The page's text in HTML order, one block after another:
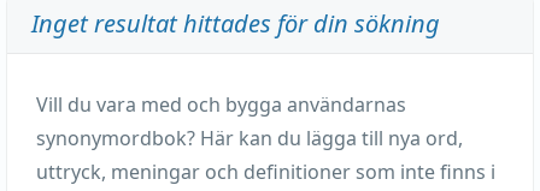
Inget resultat hittades för din sökning
Vill du vara med och bygga användarnas
synonymordbok? Här kan du lägga till nya ord,
uttryck, meningar och definitioner som inte finns i